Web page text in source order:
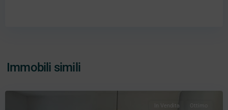
Immobili simili
In Vendita Ottimo